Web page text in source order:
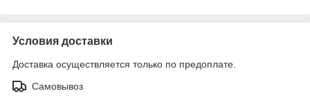
Условия доставки
Доставка осуществляется только по предоплате.
Самовывоз